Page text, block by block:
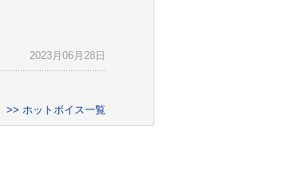
2023月06月28日
>> ホットボイス一覧